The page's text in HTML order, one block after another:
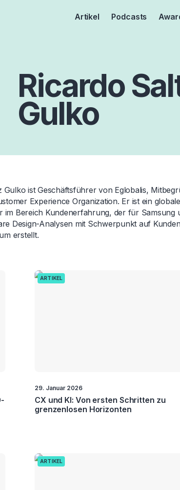
Artikel Podcasts
Ricardo
Gulko
Gulko ist Geschäftsführer von Eglobalis,
Experience Organization. Er ist ein
im Bereich Kundenerfahrung, der für Samsung
Design-Analysen mit Schwerpunkt auf
erstellt.
ARTIKEL
29. Januar 2026
CX und KI: Von ersten Schritten zu
grenzenlosen Horizonten
ARTIKEL